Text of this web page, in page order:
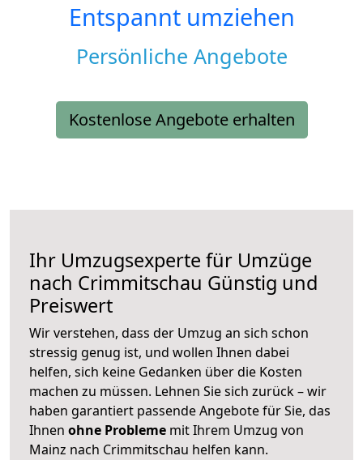
Entspannt umziehen
Persönliche Angebote
Kostenlose Angebote erhalten
Ihr Umzugsexperte für Umzüge
nach Crimmitschau Günstig und
Preiswert
Wir verstehen, dass der Umzug an sich schon
stressig genug ist, und wollen Ihnen dabei
helfen, sich keine Gedanken über die Kosten
machen zu müssen. Lehnen Sie sich zurück – wir
haben garantiert passende Angebote für Sie, das
Ihnen ohne Probleme mit Ihrem Umzug von
Mainz nach Crimmitschau helfen kann.